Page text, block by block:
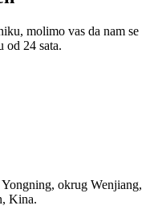
molimo vas da nam se
od 24 sata.
okrug Wenjiang,
Kina.